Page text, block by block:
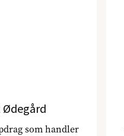
Ødegård
som handler